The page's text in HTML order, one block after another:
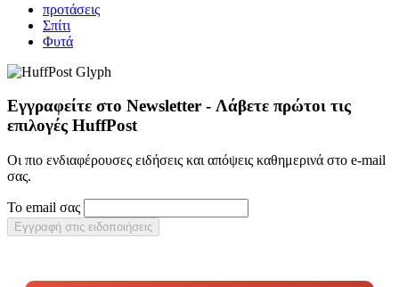
προτάσεις
Σπίτι
Φυτά
Εγγραφείτε στο Newsletter - Λάβετε πρώτοι τις
επιλογές HuffPost
Οι πιο ενδιαφέρουσες ειδήσεις και απόψεις καθημερινά στο e-mail
σας.
Το email σας
Εγγραφή στις ειδοποιήσεις